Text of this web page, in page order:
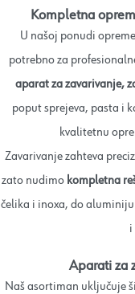
Kompletna
U našoj ponudi
potrebno za
aparat za zavarivanje,
poput sprejeva, pasta i
kvalitetnu
Zavarivanje zahteva
zato nudimo kompletna
čelika i inoxa, do
i
Aparati za
Naš asortiman uključuje